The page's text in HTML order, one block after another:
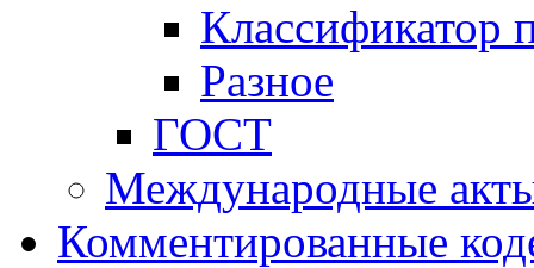
Классификатор
Разное
ГОСТ
Международные
Комментированные